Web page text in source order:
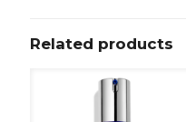
Related products